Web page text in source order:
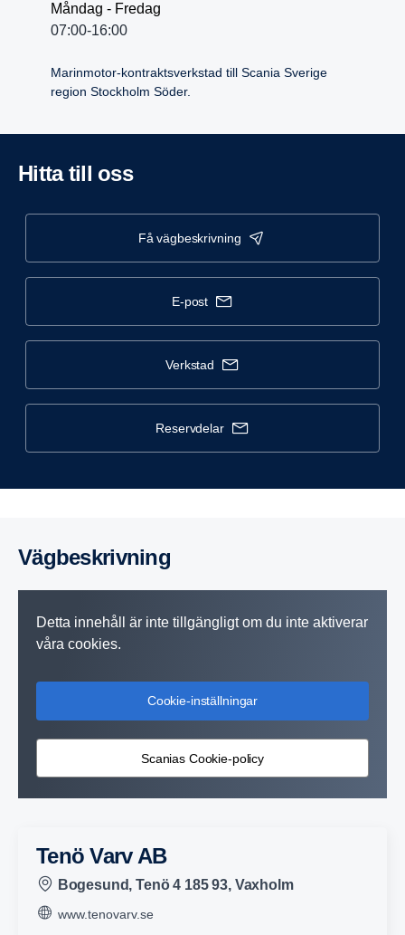
Måndag - Fredag
07:00-16:00
Marinmotor-kontraktsverkstad till Scania Sverige
region Stockholm Söder.
Hitta till oss
få vägbeskrivning
e-post
verkstad
reservdelar
Vägbe­skriv­ning
Detta innehåll är inte tillgängligt om du inte aktiverar
våra cookies.
Cookie-inställningar
Scanias Cookie-policy
Tenö Varv AB
Bogesund, Tenö 4 185 93, Vaxholm
www.tenovarv.se